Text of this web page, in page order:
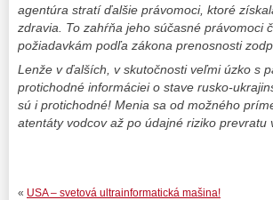
agentúra stratí ďalšie právomoci, ktoré
zdravia. To zahŕňa jeho súčasné právomoci
požiadavkám podľa zákona prenosnosti
Lenže v ďalších, v skutočnosti veľmi úzko s
protichodné informáciei o stave rusko-
sú i protichodné! Menia sa od možného
atentáty vodcov až po údajné riziko prevratu
« USA – svetová ultrainformatická mašina!